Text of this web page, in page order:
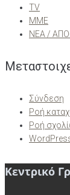
TV
ΜΜΕ
ΝΕΑ /
Σύνδεση
Ροή
Ροή
Κεντρικό